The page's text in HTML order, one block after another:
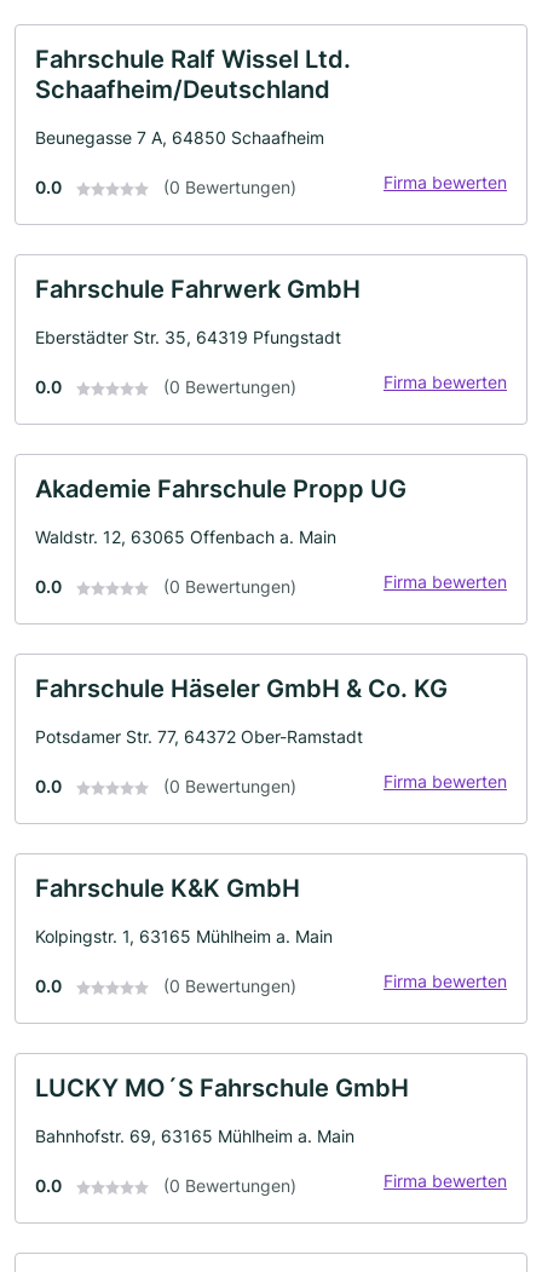
Fahrschule Ralf Wissel Ltd.
Schaafheim/Deutschland
Beunegasse 7 A, 64850 Schaafheim
0.0 (0 Bewertungen) Firma bewerten
Fahrschule Fahrwerk GmbH
Eberstädter Str. 35, 64319 Pfungstadt
0.0 (0 Bewertungen) Firma bewerten
Akademie Fahrschule Propp UG
Waldstr. 12, 63065 Offenbach a. Main
0.0 (0 Bewertungen) Firma bewerten
Fahrschule Häseler GmbH & Co. KG
Potsdamer Str. 77, 64372 Ober-Ramstadt
0.0 (0 Bewertungen) Firma bewerten
Fahrschule K&K GmbH
Kolpingstr. 1, 63165 Mühlheim a. Main
0.0 (0 Bewertungen) Firma bewerten
LUCKY MO´S Fahrschule GmbH
Bahnhofstr. 69, 63165 Mühlheim a. Main
0.0 (0 Bewertungen) Firma bewerten